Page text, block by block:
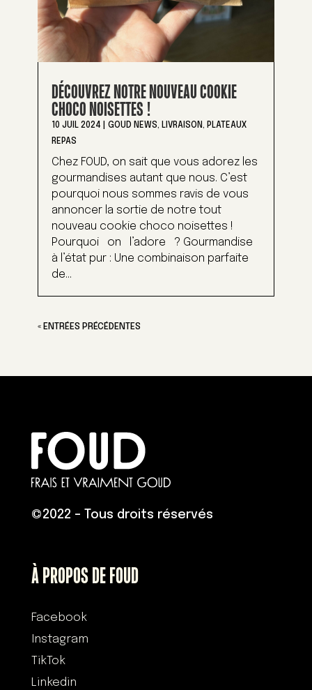
DÉCOUVREZ NOTRE NOUVEAU COOKIE
CHOCO NOISETTES !
10 JUIL 2024 GOUD NEWS, LIVRAISON, PLATEAUX
REPAS
Chez FOUD, on sait que vous adorez les
gourmandises autant que nous. C’est
pourquoi nous sommes ravis de vous
annoncer la sortie de notre tout
nouveau cookie choco noisettes !
Pourquoi on l’adore ? Gourmandise
à l’état pur : Une combinaison parfaite
de...
« ENTRÉES PRÉCÉDENTES
©2022 – Tous droits réservés
À PROPOS DE FOUD
Facebook
Instagram
TikTok
Linkedin